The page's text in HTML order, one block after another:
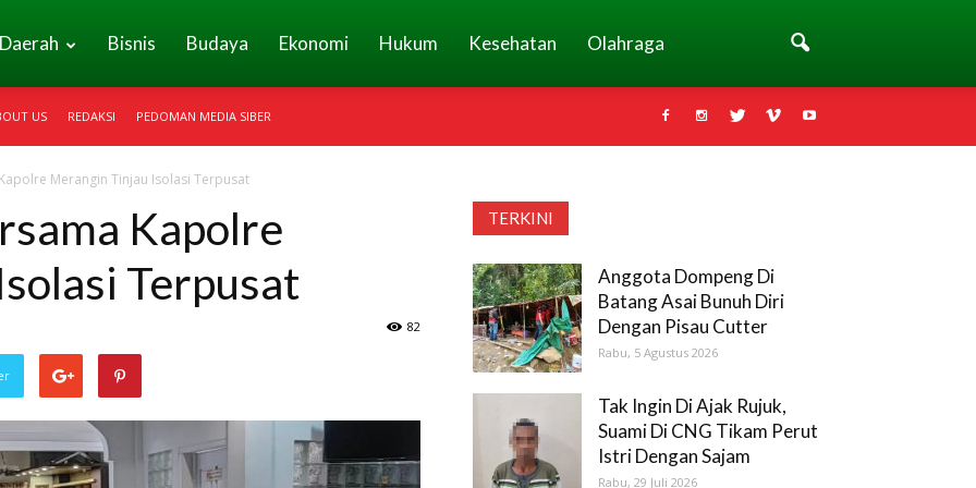
Daerah Bisnis Budaya Ekonomi Hukum Kesehatan Olahraga
US REDAKSI PEDOMAN MEDIA SIBER
Merangin Tinjau Isolasi Terpusat
Kapolre
Terpusat
82
TERKINI
Anggota Dompeng Di
Batang Asai Bunuh Diri
Dengan Pisau Cutter
Rabu, 5 Agustus 2026
Tak Ingin Di Ajak Rujuk,
Suami Di CNG Tikam Perut
Istri Dengan Sajam
Rabu, 29 Juli 2026